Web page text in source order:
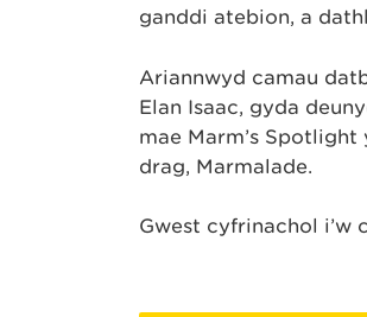
ganddi atebion, a
Ariannwyd camau
Elan Isaac, gyda
mae Marm’s Spotlight
drag, Marmalade.
Gwest cyfrinachol i’w